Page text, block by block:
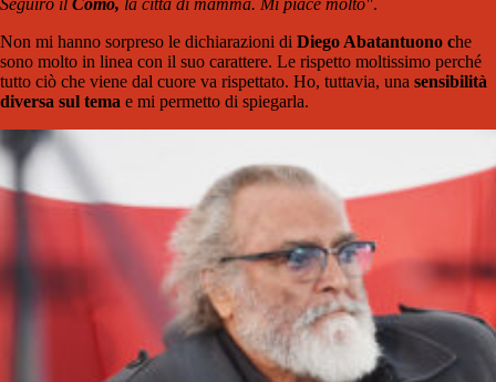
Seguirò il Como, la città di mamma. Mi piace molto".
Non mi hanno sorpreso le dichiarazioni di Diego Abatantuono che
sono molto in linea con il suo carattere. Le rispetto moltissimo perché
tutto ciò che viene dal cuore va rispettato. Ho, tuttavia, una sensibilità
diversa sul tema e mi permetto di spiegarla.